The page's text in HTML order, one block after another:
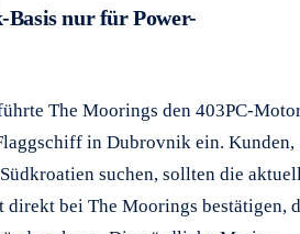
nur für Power-
The Moorings den 403PC-
in Dubrovnik ein. Kunden,
suchen, sollten die
bei The Moorings bestätigen,